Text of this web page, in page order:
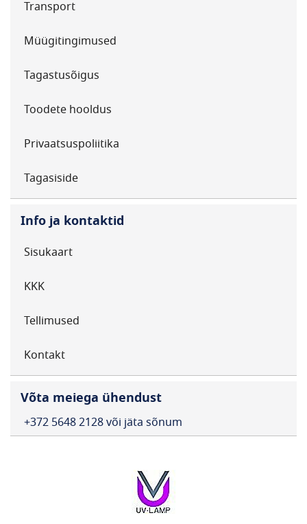
Transport
Müügitingimused
Tagastusõigus
Toodete hooldus
Privaatsuspoliitika
Tagasiside
Info ja kontaktid
Sisukaart
KKK
Tellimused
Kontakt
Võta meiega ühendust
+372 5648 2128 või jäta sõnum